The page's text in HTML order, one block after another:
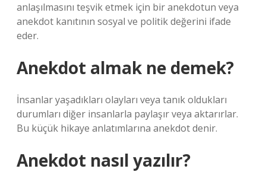
anlaşılmasını teşvik etmek için bir anekdotun veya
anekdot kanıtının sosyal ve politik değerini ifade
eder.
Anekdot almak ne demek?
İnsanlar yaşadıkları olayları veya tanık oldukları
durumları diğer insanlarla paylaşır veya aktarırlar.
Bu küçük hikaye anlatımlarına anekdot denir.
Anekdot nasıl yazılır?